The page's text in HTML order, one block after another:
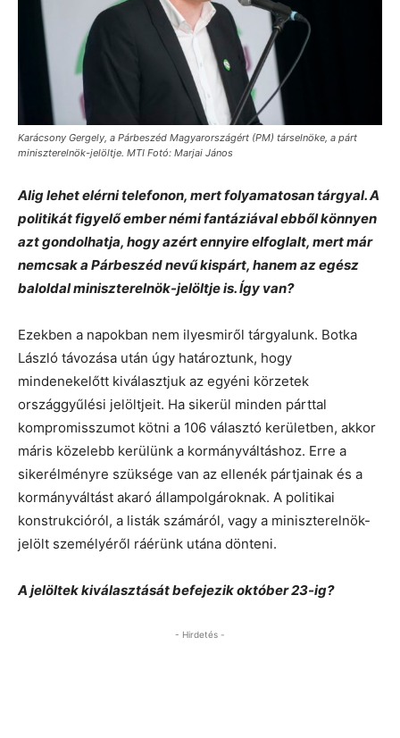
Karácsony Gergely, a Párbeszéd Magyarországért (PM) társelnöke, a párt
miniszterelnök-jelöltje. MTI Fotó: Marjai János
Alig lehet elérni telefonon, mert folyamatosan tárgyal. A
politikát figyelő ember némi fantáziával ebből könnyen
azt gondolhatja, hogy azért ennyire elfoglalt, mert már
nemcsak a Párbeszéd nevű kispárt, hanem az egész
baloldal miniszterelnök-jelöltje is. Így van?
Ezekben a napokban nem ilyesmiről tárgyalunk. Botka
László távozása után úgy határoztunk, hogy
mindenekelőtt kiválasztjuk az egyéni körzetek
országgyűlési jelöltjeit. Ha sikerül minden párttal
kompromisszumot kötni a 106 választó kerületben, akkor
máris közelebb kerülünk a kormányváltáshoz. Erre a
sikerélményre szüksége van az ellenék pártjainak és a
kormányváltást akaró állampolgároknak. A politikai
konstrukcióról, a listák számáról, vagy a miniszterelnök-
jelölt személyéről ráérünk utána dönteni.
A jelöltek kiválasztását befejezik október 23-ig?
- Hirdetés -